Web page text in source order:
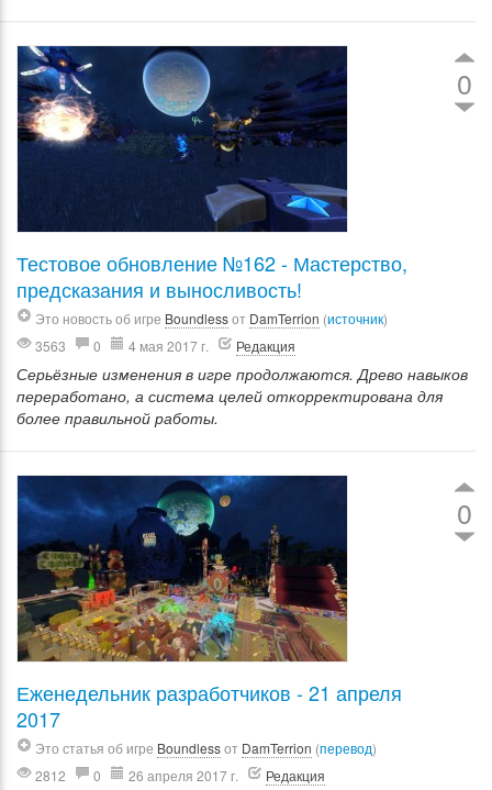
0
Тестовое обновление №162 - Мастерство,
предсказания и выносливость!
Это новость об игре Boundlessот DamTerrion (источник)
3563
0 4 мая 2017 г. Редакция
Серьёзные изменения в игре продолжаются. Древо навыков
переработано, а система целей откорректирована для
более правильной работы.
0
Еженедельник разработчиков - 21 апреля
2017
Это статья об игре Boundlessот DamTerrion (перевод)
2812
0 26 апреля 2017 г. Редакция